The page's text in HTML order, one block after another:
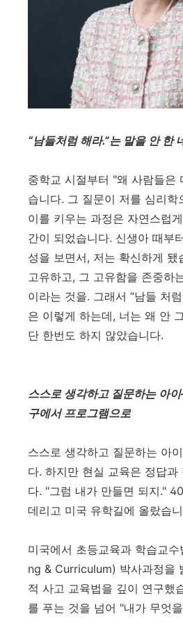
“남들처럼 해라.”는 말을 안 한
중학교 시절부터 "왜 사람들은
습니다. 그 질문이 저를 심리학
이를 키우는 과정은 자연스럽
간이 되었습니다. 신생아 때부
성을 보면서, 저는 확신하게 됐
고유하고, 그 고유함을 존중하
이라는 것을. 그래서 “남들 처
은 이렇게 하는데, 너는 왜 안
단 한번도 하지 않았습니다.
스스로 생각하고 질문하는 아이
구에서 프로그램으로
스스로 생각하고 질문하는 아
다. 하지만 현실 교육은 정답과
다. "그럼 내가 만들면 되지." 40
데리고 미국 유학길에 올랐습
미국에서 초등교육과 학습교수
ng & Curriculum) 박사과정을
적 사고 교육법을 깊이 연구했
를 푸는 것을 넘어 "내가 무엇